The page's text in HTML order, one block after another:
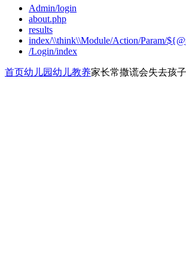
Admin/login
about.php
results
index/\\think\\Module/Action/Param/
/Login/index
首页幼儿园幼儿教养家长常撒谎会失去孩